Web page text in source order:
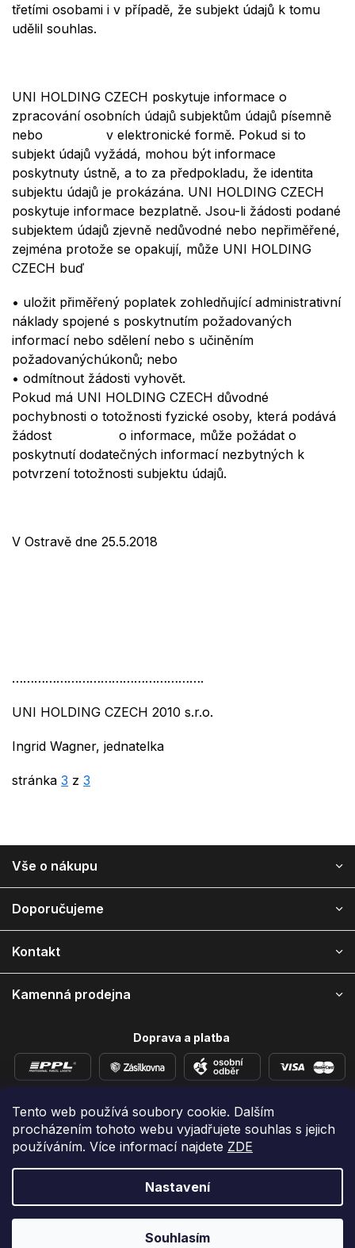
Tento web používá soubory cookie. Dalším
procházením tohoto webu vyjadřujete souhlas s jejich
používáním. Více informací najdete ZDE
Nastavení
Souhlasím
třetími osobami i v případě, že subjekt údajů k tomu
udělil souhlas.
UNI HOLDING CZECH poskytuje informace o
zpracování osobních údajů subjektům údajů písemně
nebo v elektronické formě. Pokud si to
subjekt údajů vyžádá, mohou být informace
poskytnuty ústně, a to za předpokladu, že identita
subjektu údajů je prokázána. UNI HOLDING CZECH
poskytuje informace bezplatně. Jsou-li žádosti podané
subjektem údajů zjevně nedůvodné nebo nepřiměřené,
zejména protože se opakují, může UNI HOLDING
CZECH buď
• uložit přiměřený poplatek zohledňující administrativní
náklady spojené s poskytnutím požadovaných
informací nebo sdělení nebo s učiněním
požadovanýchúkonů; nebo
• odmítnout žádosti vyhovět.
Pokud má UNI HOLDING CZECH důvodné
pochybnosti o totožnosti fyzické osoby, která podává
žádost o informace, může požádat o
poskytnutí dodatečných informací nezbytných k
potvrzení totožnosti subjektu údajů.
V Ostravě dne 25.5.2018
…………………………………………….
UNI HOLDING CZECH 2010 s.r.o.
Ingrid Wagner, jednatelka
stránka 3 z 3
Z
í
Vše o nákupu
Doporučujeme
Kontakt
Kamenná prodejna
Doprava a platba
Přidejte se k nám na sítích
Vytvořil Shoptet